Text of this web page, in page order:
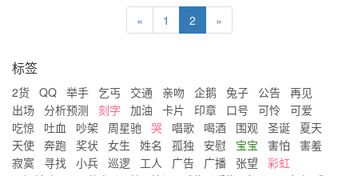
« 1 2 »
标签
2货 QQ 举手 乞丐 交通 亲吻 企鹅 兔子 公告 再见
出场
分析预测 刻字 加油 卡片 印章 口号 可怜
可爱
吃惊
吐血 吵架 周星驰 哭 唱歌 喝酒 围观 圣诞
夏天
天使 奔跑 奖状 女生 姓名 孤独 安慰 宝宝 害怕
害羞
寂寞
寻找 小兵 巡逻 工人 广告 广播 张望
彩虹